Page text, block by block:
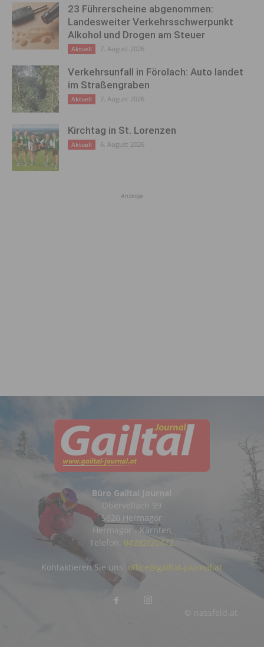
23 Führerscheine abgenommen:
Landesweiter Verkehrsschwerpunkt
Alkohol und Drogen am Steuer
Aktuell 7. August 2026
Verkehrsunfall in Förolach: Auto landet
im Straßengraben
Aktuell 7. August 2026
Kirchtag in St. Lorenzen
Aktuell 6. August 2026
Anzeige
Büro Gailtal Journal
Obervellach 99
9620 Hermagor
Hermagor - Kärnten
Telefon: 04282/20472
© nassfeld.at
Kontaktieren Sie uns: office@gailtal-journal.at